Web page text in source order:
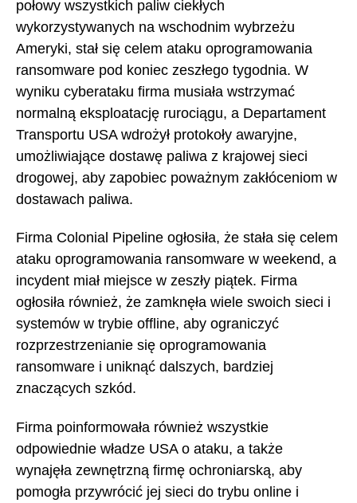
połowy wszystkich paliw ciekłych
wykorzystywanych na wschodnim wybrzeżu
Ameryki, stał się celem ataku oprogramowania
ransomware pod koniec zeszłego tygodnia. W
wyniku cyberataku firma musiała wstrzymać
normalną eksploatację rurociągu, a Departament
Transportu USA wdrożył protokoły awaryjne,
umożliwiające dostawę paliwa z krajowej sieci
drogowej, aby zapobiec poważnym zakłóceniom w
dostawach paliwa.
Firma Colonial Pipeline ogłosiła, że stała się celem
ataku oprogramowania ransomware w weekend, a
incydent miał miejsce w zeszły piątek. Firma
ogłosiła również, że zamknęła wiele swoich sieci i
systemów w trybie offline, aby ograniczyć
rozprzestrzenianie się oprogramowania
ransomware i uniknąć dalszych, bardziej
znaczących szkód.
Firma poinformowała również wszystkie
odpowiednie władze USA o ataku, a także
wynajęła zewnętrzną firmę ochroniarską, aby
pomogła przywrócić jej sieci do trybu online i